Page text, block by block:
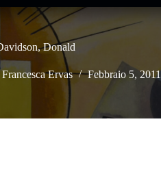
Donald
Francesca Ervas Febbraio 5, 2011